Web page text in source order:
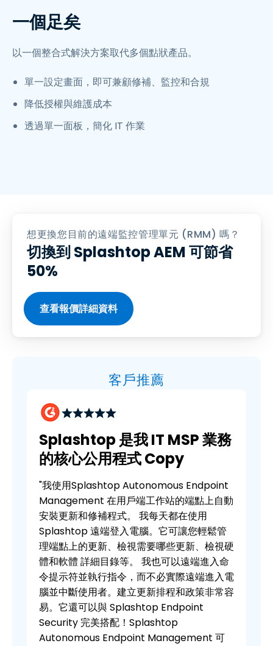
一個足矣
以一個整合式解決方案取代多個點狀產品。
單一設定畫面，即可兼顧修補、監控和合規
降低授權與維護成本
透過單一面板，簡化 IT 作業
想更換您目前的遠端監控管理單元 (RMM) 嗎？
切換到 Splashtop AEM 可節省
50%
查看報價詳細資料
客戶推薦
Splashtop 是我 IT MSP 業務
的核心公用程式 Copy
"我使用Splashtop Autonomous Endpoint
Management 在用戶端工作站的端點上自動
安裝更新和修補程式。 我每天都在使用
Splashtop 遠端登入電腦。它可讓您輕鬆管
理端點上的更新、檢視需要哪些更新、檢視硬
體和軟體 詳細目錄等。 我也可以遠端進入命
令提示符並執行指令，而不必實際遠端進入電
腦並中斷使用者。建立更新排程和政策非常容
易。它還可以與 Splashtop Endpoint
Security 完美搭配！Splashtop
Autonomous Endpoint Management 可